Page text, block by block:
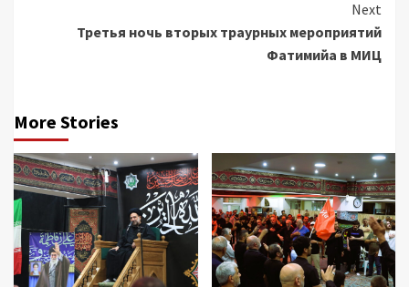
Next
Третья ночь вторых траурных мероприятий
Фатимийа в МИЦ
More Stories